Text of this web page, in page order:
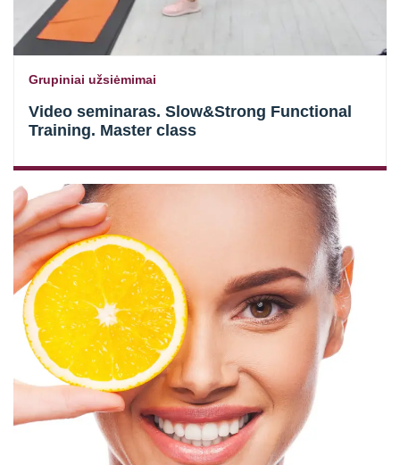
Grupiniai užsiėmimai
Video seminaras. Slow&Strong Functional
Training. Master class